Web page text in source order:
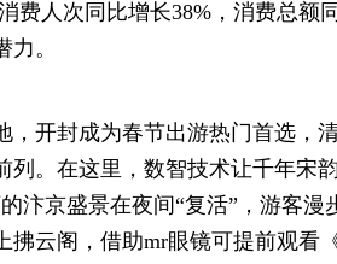
费人次同比增长38%，消费总额
。
，开封成为春节出游热门首选，
列。在这里，数智技术让千年宋
汴京盛景在夜间“复活”，游客
拂云阁，借助mr眼镜可提前观看